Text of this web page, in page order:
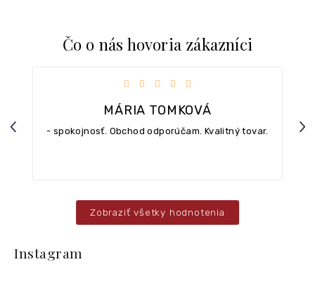
Čo o nás hovoria zákazníci
Previous
MÁRIA TOMKOVÁ
Hodnotenie obchodu je 5 z 5 hviezdičiek.
- spokojnosť. Obchod odporúčam. Kvalitný tovar.
Zobraziť všetky hodnotenia
Instagram